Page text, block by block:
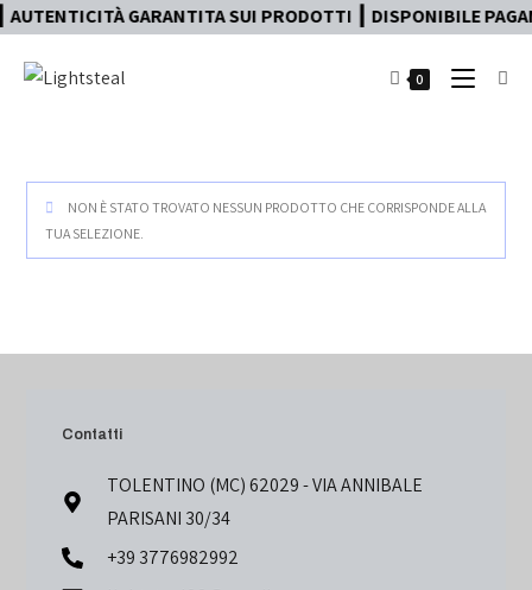
GARANTITA SUI PRODOTTI ┃ DISPONIBILE
0
NON È STATO TROVATO NESSUN PRODOTTO CHE CORRISPONDE ALLA
TUA SELEZIONE.
Contatti
TOLENTINO (MC) 62029 - VIA ANNIBALE
PARISANI 30/34
+39 3776982992